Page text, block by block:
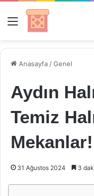
Menü
Anasayfa /Genel
Aydın
Temiz
Mekanlar!
31 Ağustos 2024 3